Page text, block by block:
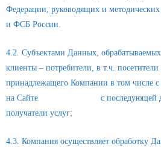
Федерации, руководящих и
и ФСБ России.
4.2. Субъектами Данных,
клиенты – потребители, в т.ч. посетители
принадлежащего Компании в том числе с
на Сайте
с последующей
получатели услуг;
4.3. Компания осуществляет обработку